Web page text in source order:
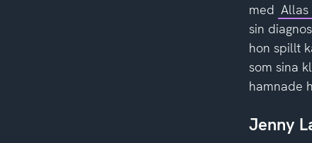
med Allas
sin
hon spillt
som sina
hamnade
Jenny